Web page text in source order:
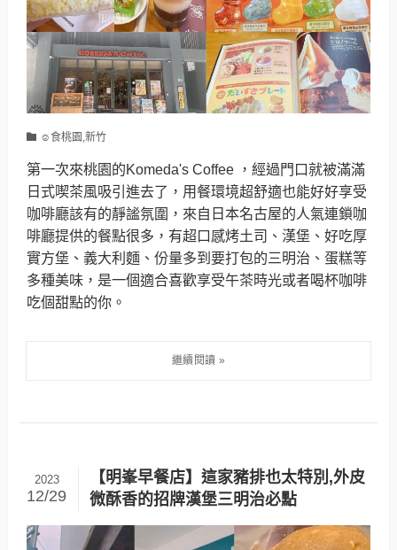
☺食桃園,新竹
第一次來桃園的Komeda's Coffee ，經過門口就被滿滿
日式喫茶風吸引進去了，用餐環境超舒適也能好好享受
咖啡廳該有的靜謐氛圍，來自日本名古屋的人氣連鎖咖
啡廳提供的餐點很多，有超口感烤土司、漢堡、好吃厚
實方堡、義大利麵、份量多到要打包的三明治、蛋糕等
多種美味，是一個適合喜歡享受午茶時光或者喝杯咖啡
吃個甜點的你。
【明峯早餐店】這家豬排也太特別,外皮
微酥香的招牌漢堡三明治必點
2023
12/29